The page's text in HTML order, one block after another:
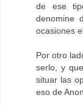
de ese
denomine
ocasiones
Por otro
serlo, y
situar las
eso de